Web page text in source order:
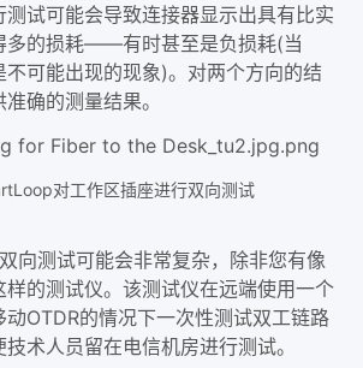
试可能会导致连接器显示出具有比实
多的损耗——有时甚至是负损耗(当
可能出现的现象)。对两个方向的结
确的测量结果。
对工作区插座进行双向测试
向测试可能会非常复杂，除非您有像
样的测试仪。该测试仪在远端使用一个
OTDR的情况下一次性测试双工链路
术人员留在电信机房进行测试。